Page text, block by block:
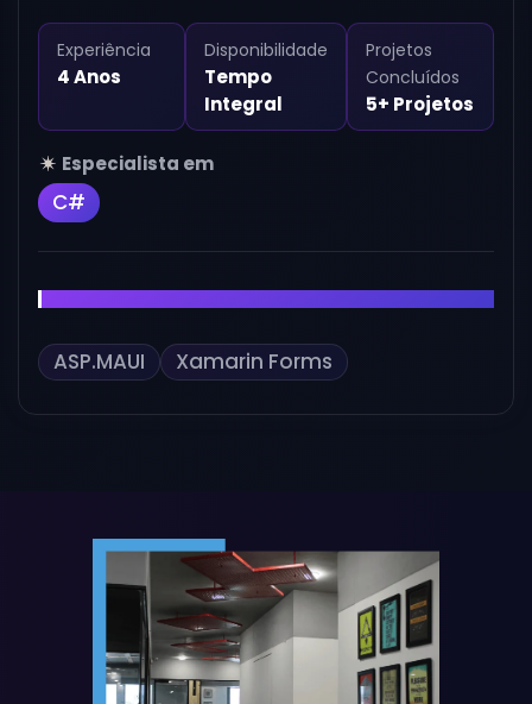
Experiência
4 Anos
Disponibilidade
Tempo
Integral
Projetos
Concluídos
5+ Projetos
Especialista em
C#
Também Habilidoso em
ASP.MAUI Xamarin Forms